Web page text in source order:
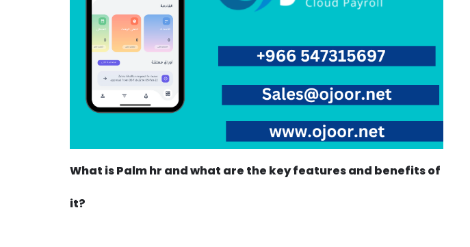
What is Palm hr and what are the key features and benefits of
it?